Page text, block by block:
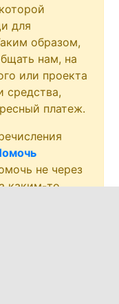
для
образом,
нам, на
или проекта
средства,
платеж.
не через
каким-то